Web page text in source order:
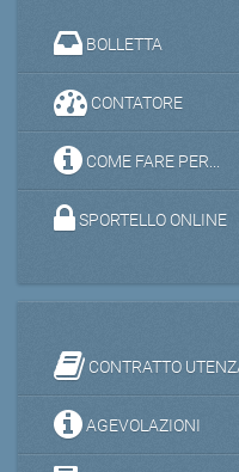
BOLLETTA
CONTATORE
COME FARE PER...
SPORTELLO ONLINE
CONTRATTO
AGEVOLAZIONI